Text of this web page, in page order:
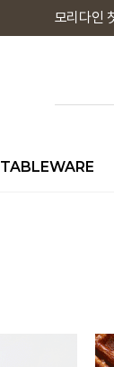
모리다인
TABLEWARE